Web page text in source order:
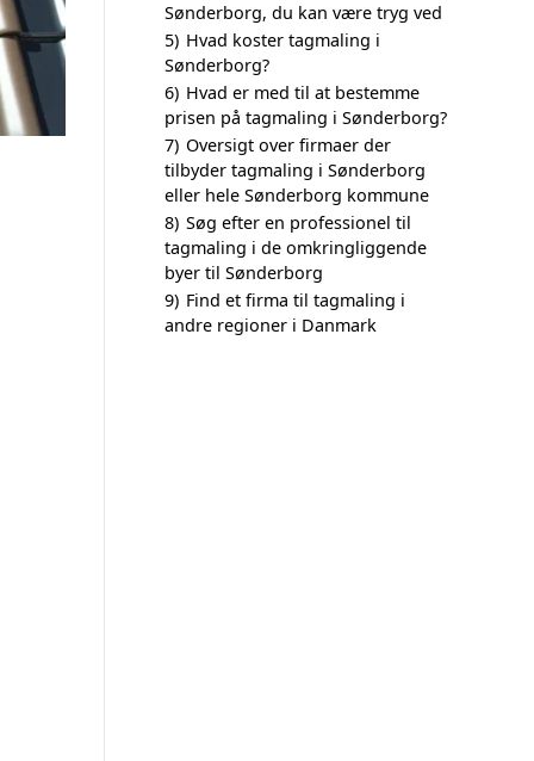
Sønderborg, du kan være tryg ved
5) Hvad koster tagmaling i
Sønderborg?
6) Hvad er med til at bestemme
prisen på tagmaling i Sønderborg?
7) Oversigt over firmaer der
tilbyder tagmaling i Sønderborg
eller hele Sønderborg kommune
8) Søg efter en professionel til
tagmaling i de omkringliggende
byer til Sønderborg
9) Find et firma til tagmaling i
andre regioner i Danmark